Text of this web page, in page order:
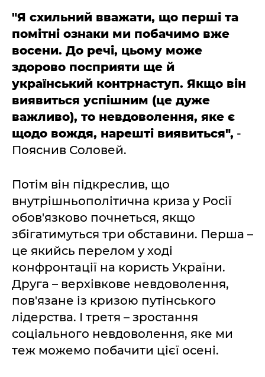
"Я схильний вважати, що перші та
помітні ознаки ми побачимо вже
восени. До речі, цьому може
здорово посприяти ще й
український контрнаступ. Якщо він
виявиться успішним (це дуже
важливо), то невдоволення, яке є
щодо вождя, нарешті виявиться", -
Пояснив Соловей.
Потім він підкреслив, що
внутрішньополітична криза у Росії
обов'язково почнеться, якщо
збігатимуться три обставини. Перша –
це якийсь перелом у ході
конфронтації на користь України.
Друга – верхівкове невдоволення,
пов'язане із кризою путінського
лідерства. І третя – зростання
соціального невдоволення, яке ми
теж можемо побачити цієї осені.